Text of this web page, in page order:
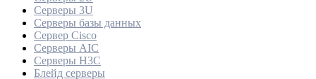
Серверы 3U
Серверы базы данных
Сервер Cisco
Серверы AIC
Серверы H3C
Блейд серверы